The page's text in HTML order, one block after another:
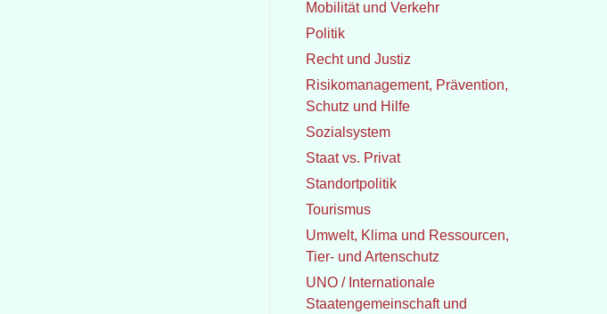
Mobilität und Verkehr
Politik
Recht und Justiz
Risikomanagement, Prävention,
Schutz und Hilfe
Sozialsystem
Staat vs. Privat
Standortpolitik
Tourismus
Umwelt, Klima und Ressourcen,
Tier- und Artenschutz
UNO / Internationale
Staatengemeinschaft und